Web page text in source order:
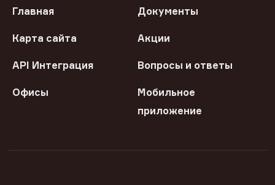
Главная Документы
Карта сайта Акции
API Интеграция Вопросы и ответы
Офисы
Мобильное
приложение